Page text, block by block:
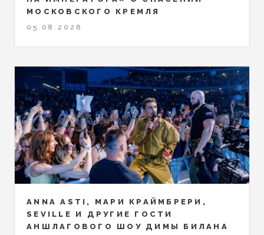
МОСКОВСКОГО КРЕМЛЯ
05.08.2026
ANNA ASTI, МАРИ КРАЙМБРЕРИ,
SEVILLE И ДРУГИЕ ГОСТИ
АНШЛАГОВОГО ШОУ ДИМЫ БИЛАНА